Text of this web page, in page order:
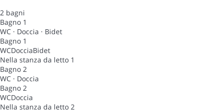
2 bagni
Bagno 1
WC · Doccia · Bidet
Bagno 1
WCDocciaBidet
Nella stanza da letto 1
Bagno 2
WC · Doccia
Bagno 2
WCDoccia
Nella stanza da letto 2